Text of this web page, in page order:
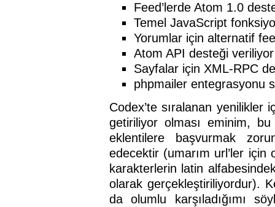
Feed’lerde Atom 1.0
Temel JavaScript
Yorumlar için alternatif
Atom API desteği veriliyor
Sayfalar için XML-RPC
phpmailer entegrasyonu
Codex’te sıralanan yenilikler
getiriliyor olması eminim,
eklentilere başvurmak
edecektir (umarım url’ler
karakterlerin latin
olarak gerçekleştiriliyordur).
da olumlu karşıladığımı